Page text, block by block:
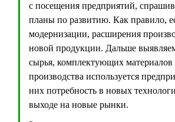
с посещения предприятий,
планы по развитию. Как правило,
модернизации, расширения
новой продукции. Дальше
сырья, комплектующих материалов
производства используется
них потребность в новых
выходе на новые рынки.